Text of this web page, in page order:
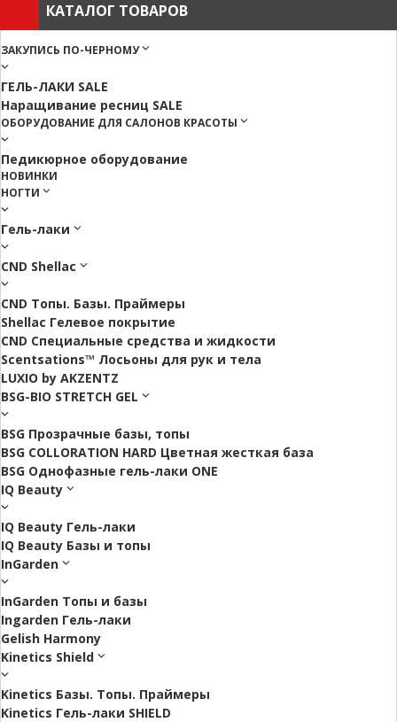
КАТАЛОГ ТОВАРОВ
ЗАКУПИСЬ ПО-ЧЕРНОМУ
ГЕЛЬ-ЛАКИ SALE
Наращивание ресниц SALE
ОБОРУДОВАНИЕ ДЛЯ САЛОНОВ КРАСОТЫ
Педикюрное оборудование
НОВИНКИ
НОГТИ
Гель-лаки
CND Shellac
CND Топы. Базы. Праймеры
Shellac Гелевое покрытие
CND Специальные средства и жидкости
Scentsations™ Лосьоны для рук и тела
LUXIO by AKZENTZ
BSG-BIO STRETCH GEL
BSG Прозрачные базы, топы
BSG COLLORATION HARD Цветная жесткая база
BSG Однофазные гель-лаки ONE
IQ Beauty
IQ Beauty Гель-лаки
IQ Beauty Базы и топы
InGarden
InGarden Топы и базы
Ingarden Гель-лаки
Gelish Harmony
Kinetics Shield
Kinetics Базы. Топы. Праймеры
Kinetics Гель-лаки SHIELD